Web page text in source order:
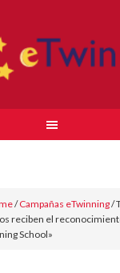
/Campañas eTwinning/
reciben el
School»